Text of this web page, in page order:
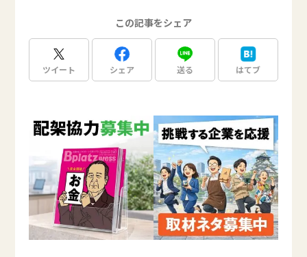
この記事をシェア
ツイート シェア 送る はてブ